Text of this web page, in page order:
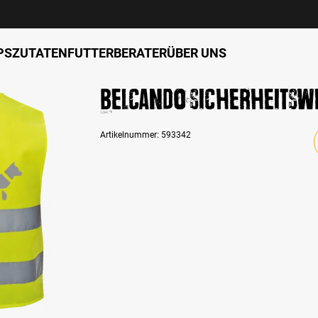
ZUTATENFUTTERBERATERÜBER UNS
BELCANDO
Artikelnummer: 593342